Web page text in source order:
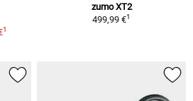
1
zumo XT2
499,99 €1